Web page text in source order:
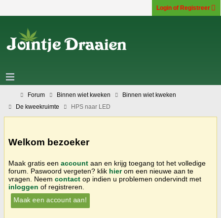
Login of Registreer
Forum Binnen wiet kweken
Binnen wiet kweken
De kweekruimte
HPS naar LED
Welkom bezoeker
Maak gratis een account aan en krijg toegang tot het volledige
forum. Paswoord vergeten? klik hierom een nieuwe aan te
vragen. Neem contact op indien u problemen ondervindt met
inloggen of registreren.
Maak een account aan!